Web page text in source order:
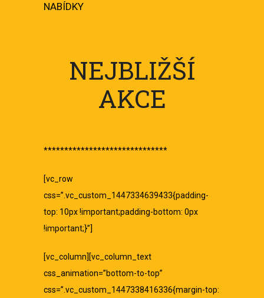
NABÍDKY
NEJBLIŽŠÍ
AKCE
******************************
[vc_row
css=”.vc_custom_1447334639433{padding-
top: 10px !important;padding-bottom: 0px
!important;}”]
[vc_column][vc_column_text
css_animation=”bottom-to-top”
css=”.vc_custom_1447338416336{margin-top: